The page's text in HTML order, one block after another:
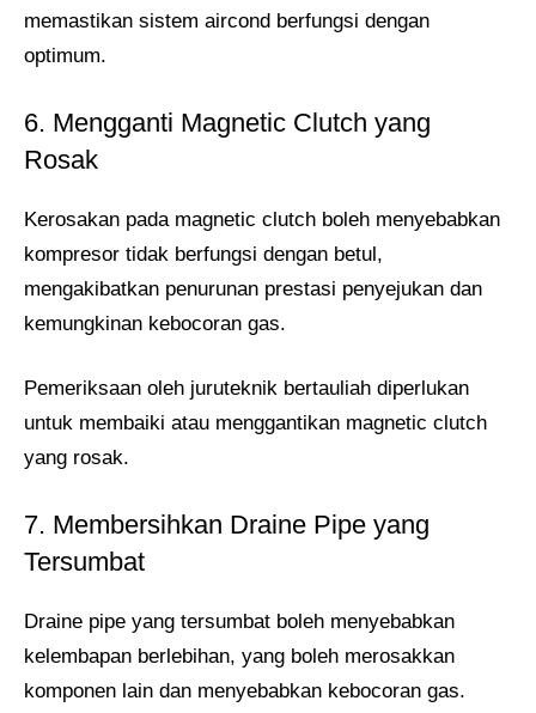
memastikan sistem aircond berfungsi dengan
optimum.
6. Mengganti Magnetic Clutch yang
Rosak
Kerosakan pada magnetic clutch boleh menyebabkan
kompresor tidak berfungsi dengan betul,
mengakibatkan penurunan prestasi penyejukan dan
kemungkinan kebocoran gas.
Pemeriksaan oleh juruteknik bertauliah diperlukan
untuk membaiki atau menggantikan magnetic clutch
yang rosak.
7. Membersihkan Draine Pipe yang
Tersumbat
Draine pipe yang tersumbat boleh menyebabkan
kelembapan berlebihan, yang boleh merosakkan
komponen lain dan menyebabkan kebocoran gas.